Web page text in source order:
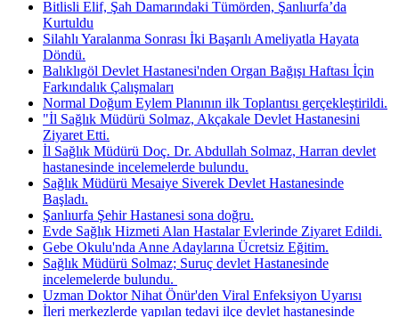
Bitlisli Elif, Şah Damarındaki Tümörden, Şanlıurfa’da
Kurtuldu
Silahlı Yaralanma Sonrası İki Başarılı Ameliyatla Hayata
Döndü.
Balıklıgöl Devlet Hastanesi'nden Organ Bağışı Haftası İçin
Farkındalık Çalışmaları
Normal Doğum Eylem Planının ilk Toplantısı gerçekleştirildi.
"İl Sağlık Müdürü Solmaz, Akçakale Devlet Hastanesini
Ziyaret Etti.
İl Sağlık Müdürü Doç. Dr. Abdullah Solmaz, Harran devlet
hastanesinde incelemelerde bulundu.
Sağlık Müdürü Mesaiye Siverek Devlet Hastanesinde
Başladı.
Şanlıurfa Şehir Hastanesi sona doğru.
Evde Sağlık Hizmeti Alan Hastalar Evlerinde Ziyaret Edildi.
Gebe Okulu'nda Anne Adaylarına Ücretsiz Eğitim.
Sağlık Müdürü Solmaz; Suruç devlet Hastanesinde
incelemelerde bulundu. ​
Uzman Doktor Nihat Önür'den Viral Enfeksiyon Uyarısı
İleri merkezlerde yapılan tedavi ilçe devlet hastanesinde